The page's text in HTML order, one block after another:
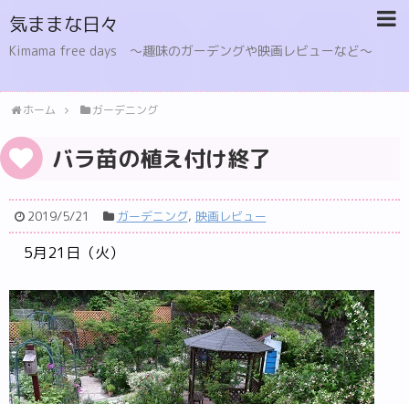
気ままな日々
Kimama free days 〜趣味のガーデングや映画レビューなど〜
ホーム ガーデニング
バラ苗の植え付け終了
2019/5/21 ガーデニング, 映画レビュー
5月21日（火）